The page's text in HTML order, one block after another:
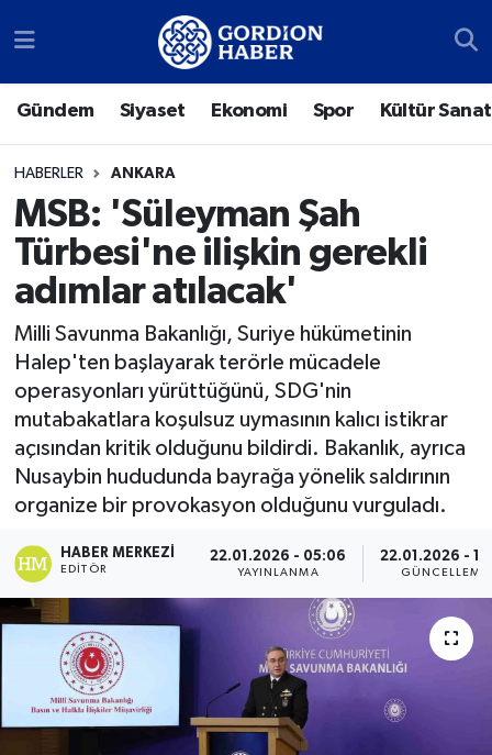
Gündem Siyaset Ekonomi Spor Kültür Sanat
HABERLER ANKARA
MSB: 'Süleyman Şah
Türbesi'ne ilişkin gerekli
adımlar atılacak'
Milli Savunma Bakanlığı, Suriye hükümetinin
Halep'ten başlayarak terörle mücadele
operasyonları yürüttüğünü, SDG'nin
mutabakatlara koşulsuz uymasının kalıcı istikrar
açısından kritik olduğunu bildirdi. Bakanlık, ayrıca
Nusaybin hududunda bayrağa yönelik saldırının
organize bir provokasyon olduğunu vurguladı.
HABER MERKEZI
EDITÖR
22.01.2026 - 05:06
YAYINLANMA
22.01.2026 -
GÜNCELLEME
Sosyal Medya Hesaplarımız
Siyaset
Ekonomi
Spor
Kültür Sanat
Türk Dünyası
Polatlı
Ankara Nöbetçi Eczaneler
Ankara Trafik Yoğunluk Haritası
Süper Lig Puan Durumu ve Fikstür
Tüm Manşetler
Son Dakika Haberleri
Haber Arşivi